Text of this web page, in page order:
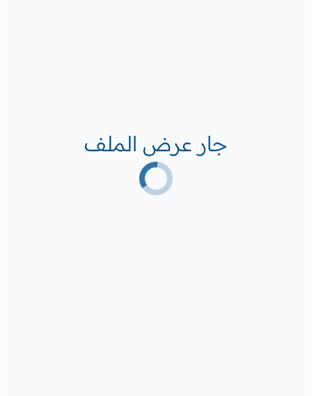
جار عرض الملف